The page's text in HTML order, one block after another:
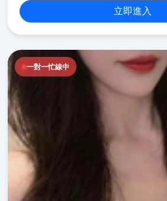
立即進入
一對一忙線中